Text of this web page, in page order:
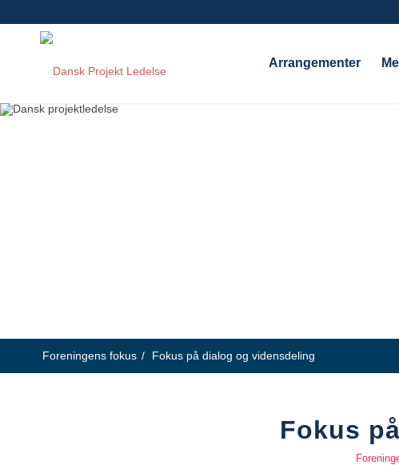
Arrangementer
Foreningens fokus / Fokus på dialog og vidensdeling
Fokus